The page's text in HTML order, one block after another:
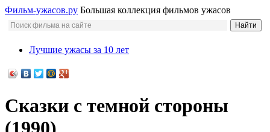
Фильм-ужасов.ру Большая коллекция фильмов ужасов
Лучшие ужасы за 10 лет
Сказки с темной стороны